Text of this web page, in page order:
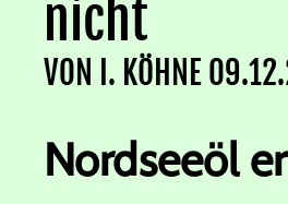
nicht
VON I. KÖHNE
Nordseeöl